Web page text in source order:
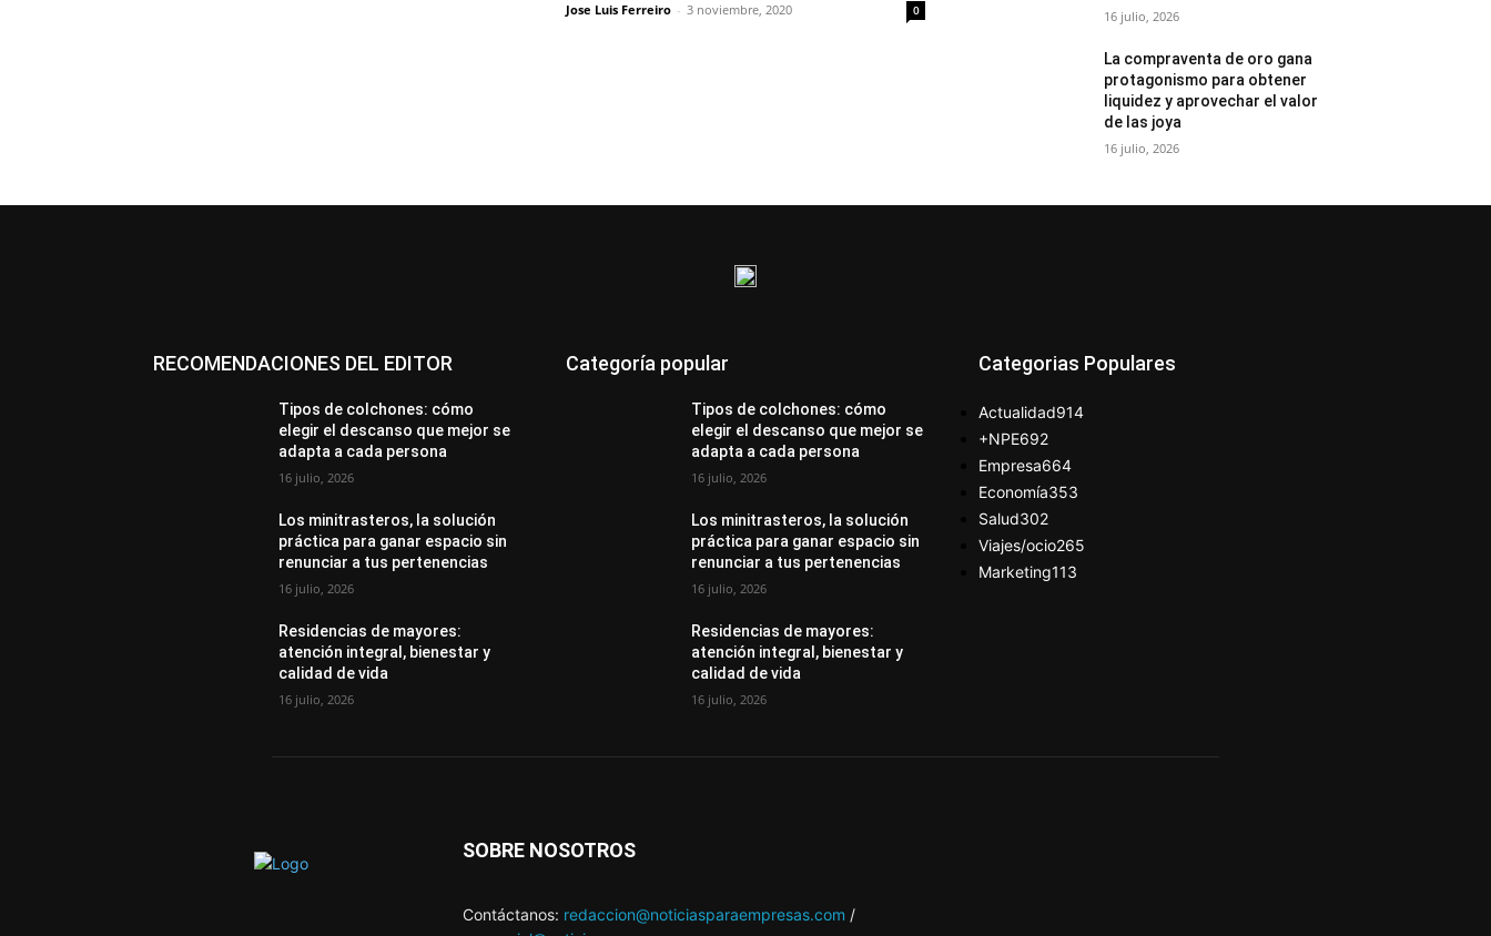
Jose Luis Ferreiro - 3 noviembre, 2020 0 16 julio, 2026
La compraventa de oro gana
protagonismo para obtener
liquidez y aprovechar el valor
de las joya
16 julio, 2026
RECOMENDACIONES DEL EDITOR
Tipos de colchones: cómo
elegir el descanso que mejor se
adapta a cada persona
16 julio, 2026
Los minitrasteros, la solución
práctica para ganar espacio sin
renunciar a tus pertenencias
16 julio, 2026
Residencias de mayores:
atención integral, bienestar y
calidad de vida
16 julio, 2026
Categoría popular
Tipos de colchones: cómo
elegir el descanso que mejor se
adapta a cada persona
16 julio, 2026
Los minitrasteros, la solución
práctica para ganar espacio sin
renunciar a tus pertenencias
16 julio, 2026
Residencias de mayores:
atención integral, bienestar y
calidad de vida
16 julio, 2026
Categorias Populares
Actualidad914
+NPE692
Empresa664
Economía353
Salud302
Viajes/ocio265
Marketing113
SOBRE NOSOTROS
Contáctanos: redaccion@noticiasparaempresas.com /